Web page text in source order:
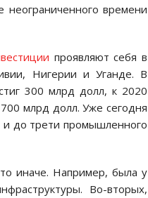
времени
проявляют себя в
Нигерии и Уганде. В
300 млрд долл, к 2020
млрд долл. Уже сегодня
и до трети промышленного
иначе. Например, была у
Во-вторых,